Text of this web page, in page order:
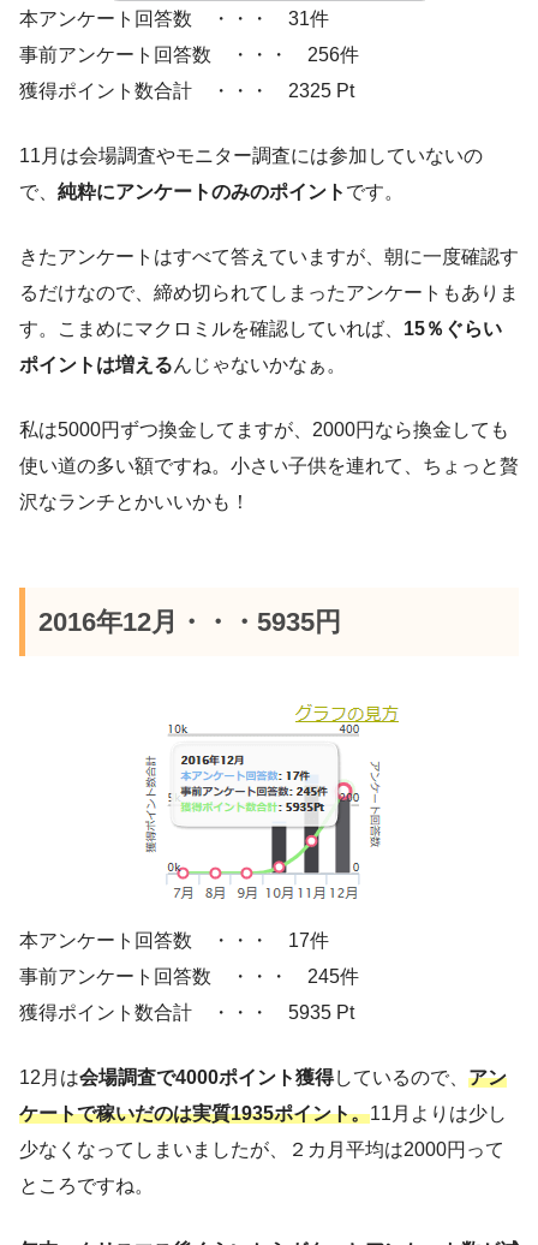
本アンケート回答数 ・・・ 31件
事前アンケート回答数 ・・・ 256件
獲得ポイント数合計 ・・・ 2325 Pt
11月は会場調査やモニター調査には参加していないの
で、 純粋にアンケートのみのポイント です。
きたアンケートはすべて答えていますが、朝に一度確認す
るだけなので、締め切られてしまったアンケートもありま
す。こまめにマクロミルを確認していれば、 15％ぐらい
ポイントは増えるんじゃないかなぁ。
私は5000円ずつ換金してますが、2000円なら換金しても
使い道の多い額ですね。小さい子供を連れて、ちょっと贅
沢なランチとかいいかも！
2016年12月・・・5935円
本アンケート回答数 ・・・ 17件
事前アンケート回答数 ・・・ 245件
獲得ポイント数合計 ・・・ 5935 Pt
12月は会場調査で4000ポイント獲得しているので、 アン
ケートで稼いだのは実質1935ポイント。11月よりは少し
少なくなってしまいましたが、２カ月平均は2000円って
ところですね。